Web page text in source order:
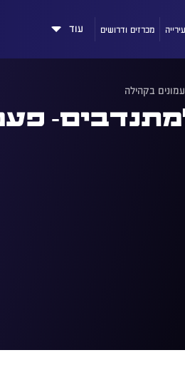
מכרזים ודרושים עוד
בקהילה